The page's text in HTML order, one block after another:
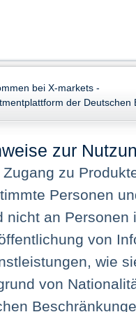
bei X-markets -
der Deutschen
zur
Zugang zu
Personen
nicht an Personen
von
wie
von